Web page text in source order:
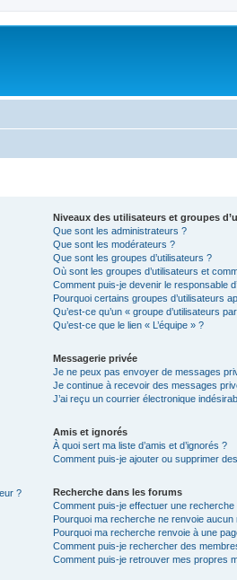
?
Niveaux des utilisateurs et groupes
Que sont les administrateurs ?
Que sont les modérateurs ?
Que sont les groupes d’utilisateurs ?
Où sont les groupes d’utilisateurs et
Comment puis-je devenir le responsable
Pourquoi certains groupes d’utilisateurs
Qu’est-ce qu’un « groupe d’utilisateurs
Qu’est-ce que le lien « L’équipe » ?
Messagerie privée
Je ne peux pas envoyer de messages
Je continue à recevoir des messages
J’ai reçu un courrier électronique
Amis et ignorés
À quoi sert ma liste d’amis et d’ignorés ?
Comment puis-je ajouter ou supprimer
Recherche dans les forums
Comment puis-je effectuer une
Pourquoi ma recherche ne renvoie aucun
Pourquoi ma recherche renvoie à une
Comment puis-je rechercher des
Comment puis-je retrouver mes propres